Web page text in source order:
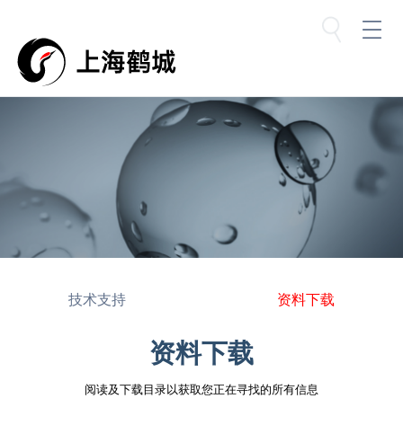
技术支持 资料下载
资料下载
阅读及下载目录以获取您正在寻找的所有信息